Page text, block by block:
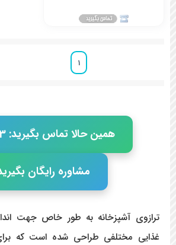
1
همین حالا تماس بگیرید: 0216123
مشاوره رایگان
ترازوی آشپزخانه به طور خاص جهت
غذایی مختلفی طراحی شده است که برای